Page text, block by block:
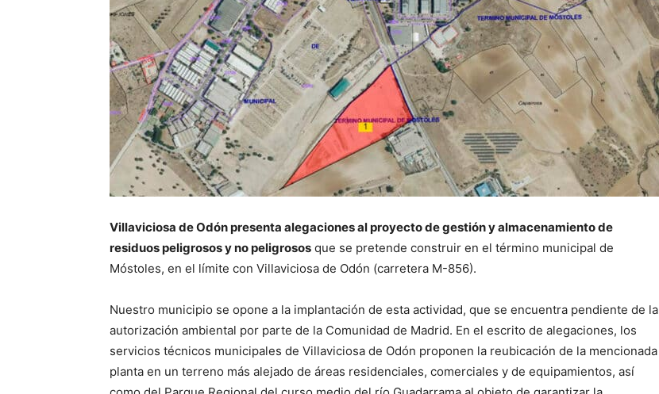
Villaviciosa de Odón presenta alegaciones al proyecto de gestión y almacenamiento de
residuos peligrosos y no peligrosos que se pretende construir en el término municipal de
Móstoles, en el límite con Villaviciosa de Odón (carretera M-856).
Nuestro municipio se opone a la implantación de esta actividad, que se encuentra pendiente de la
autorización ambiental por parte de la Comunidad de Madrid. En el escrito de alegaciones, los
servicios técnicos municipales de Villaviciosa de Odón proponen la reubicación de la mencionada
planta en un terreno más alejado de áreas residenciales, comerciales y de equipamientos, así